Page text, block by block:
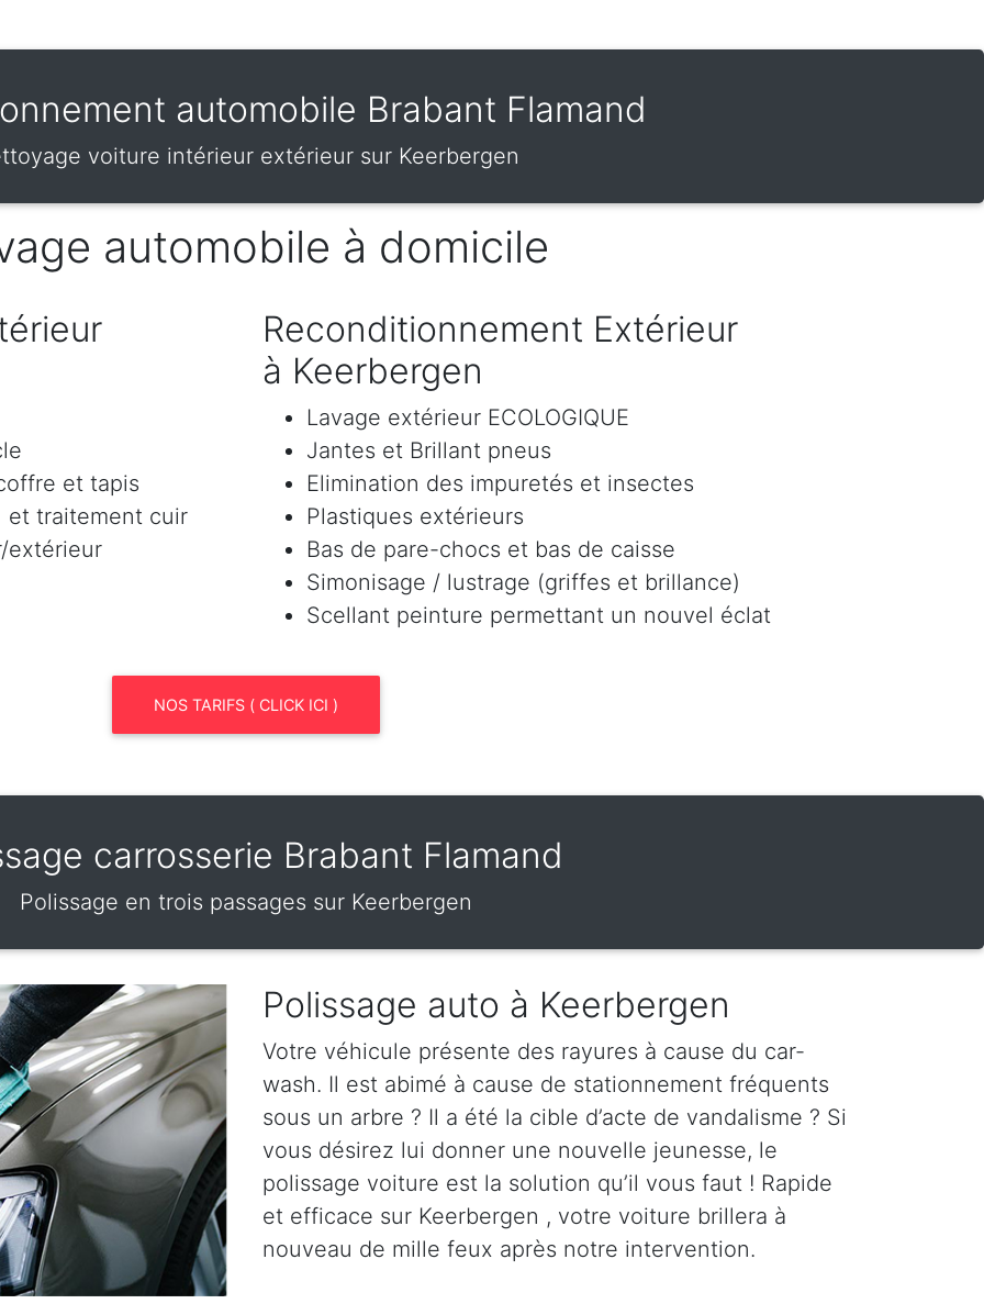
automobile Brabant Flamand
voiture intérieur extérieur sur Keerbergen
automobile à domicile
et tapis
et traitement cuir
extérieur
Reconditionnement Extérieur
à Keerbergen
Lavage extérieur ECOLOGIQUE
Jantes et Brillant pneus
Elimination des impuretés et insectes
Plastiques extérieurs
Bas de pare-chocs et bas de caisse
Simonisage / lustrage (griffes et brillance)
Scellant peinture permettant un nouvel éclat
NOS TARIFS ( CLICK ICI )
carrosserie Brabant Flamand
Polissage en trois passages sur Keerbergen
Polissage auto à Keerbergen
Votre véhicule présente des rayures à cause du car-
wash. Il est abimé à cause de stationnement fréquents
sous un arbre ? Il a été la cible d’acte de vandalisme ? Si
vous désirez lui donner une nouvelle jeunesse, le
polissage voiture est la solution qu’il vous faut ! Rapide
et efficace sur Keerbergen , votre voiture brillera à
nouveau de mille feux après notre intervention.